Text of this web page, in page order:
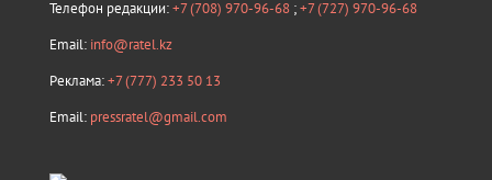
Телефон редакции:+7 (708) 970-96-68 ;+7 (727) 970-96-68
Email: info@ratel.kz
Реклама:+7 (777) 233 50 13
Email: pressratel@gmail.com